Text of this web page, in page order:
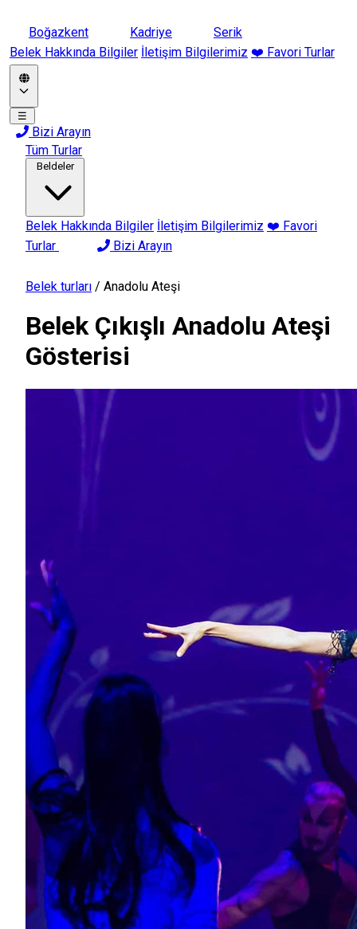
Boğazkent Kadriye
Serik
Belek Hakkında Bilgiler İletişim Bilgilerimiz ❤️ Favori Turlar
☰
Bizi Arayın
Tüm Turlar
Beldeler
Belek Hakkında Bilgiler İletişim Bilgilerimiz ❤️ Favori
Turlar
Bizi Arayın
Belek turları / Anadolu Ateşi
Belek Çıkışlı Anadolu Ateşi
Gösterisi